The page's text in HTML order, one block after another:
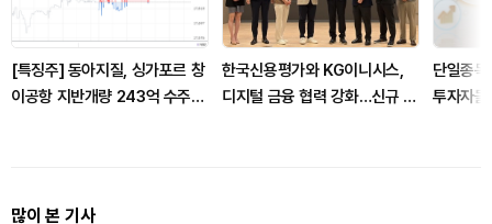
[특징주] 동아지질, 싱가포르 창
이공항 지반개량 243억 수주에
한국신용평가와 KG이니시스,
디지털 금융 협력 강화…신규 사
단일종
투자자
많이 본 기사